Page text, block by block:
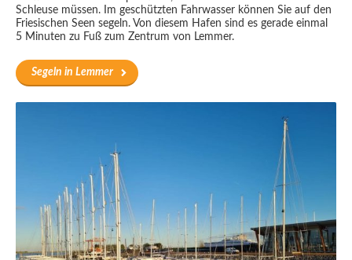
Schleuse müssen. Im geschützten Fahrwasser können Sie auf den
Friesischen Seen segeln. Von diesem Hafen sind es gerade einmal
5 Minuten zu Fuß zum Zentrum von Lemmer.
Segeln in Lemmer